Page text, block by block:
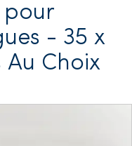
pour
- 35 x
Choix